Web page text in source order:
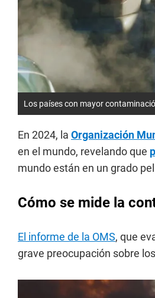
Los países con mayor
En 2024, la Organización
en el mundo, revelando que
mundo están en un grado
Cómo se mide la
El informe de la OMS, que
grave preocupación sobre